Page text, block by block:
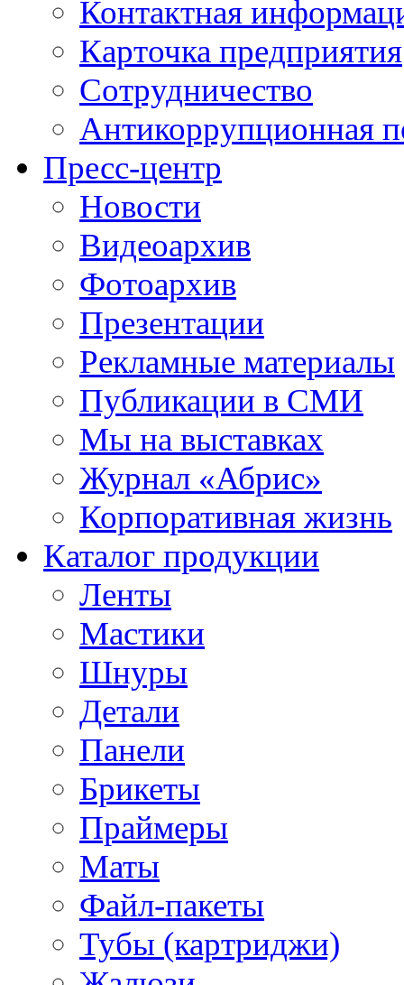
Контактная
Карточка предприятия
Сотрудничество
Антикоррупционная
Пресс-центр
Новости
Видеоархив
Фотоархив
Презентации
Рекламные материалы
Публикации в СМИ
Мы на выставках
Журнал «Абрис»
Корпоративная жизнь
Каталог продукции
Ленты
Мастики
Шнуры
Детали
Панели
Брикеты
Праймеры
Маты
Файл-пакеты
Тубы (картриджи)